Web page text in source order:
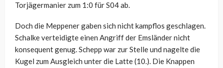
Torjägermanier zum 1:0 für S04 ab.
Doch die Meppener gaben sich nicht kampflos geschlagen.
Schalke verteidigte einen Angriff der Emsländer nicht
konsequent genug. Schepp war zur Stelle und nagelte die
Kugel zum Ausgleich unter die Latte (10.). Die Knappen